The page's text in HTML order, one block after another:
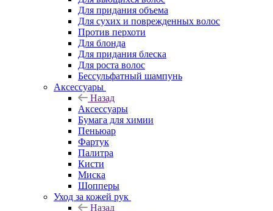
Для придания объема
Для сухих и поврежденных волос
Против перхоти
Для блонда
Для придания блеска
Для роста волос
Бессульфатный шампунь
Аксессуары
Назад
Аксессуары
Бумага для химии
Пеньюар
Фартук
Палитра
Кисти
Миска
Шопперы
Уход за кожей рук
Назад